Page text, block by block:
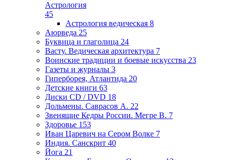
Астрология
45
Астрология ведическая 8
Аюрведа 25
Буквица и глаголица 24
Васту. Ведическая архитектура 7
Воинские традиции и боевые искусства 23
Газеты и журналы 3
Гиперборея, Атлантида 20
Детские книги 63
Диски CD / DVD 18
Дольмены. Саврасов А. 22
Звенящие Кедры России. Мегре В. 7
Здоровье 153
Иван Царевич на Сером Волке 7
Индия. Санскрит 40
Йога 21